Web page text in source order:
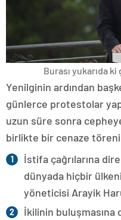
Burası yukarıda
Yenilginin ardından
günlerce protestolar
uzun süre sonra
birlikte bir cenaze
İstifa çağrılarına
dünyada hiçbir
yöneticisi Arayik
İkilinin buluşmasına